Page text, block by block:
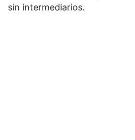
sin intermediarios.